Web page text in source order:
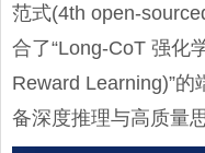
范式(4th open-
合了“Long‑CoT 强化
Reward Learning)”
备深度推理与高质量